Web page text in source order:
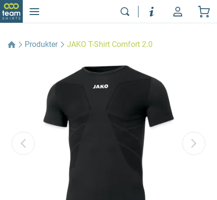
Produkter JAKO T-Shirt Comfort 2.0